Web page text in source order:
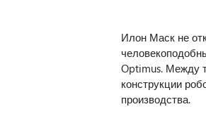
Илон Маск не
Optimus. Между
конструкции
производства.